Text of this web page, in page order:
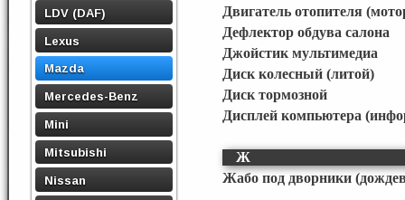
LDV (DAF)
Lexus
Mazda
Mercedes-Benz
Mini
Mitsubishi
Nissan
Двигатель отопителя
Дефлектор обдува салона
Джойстик мультимедиа
Диск колесный (литой)
Диск тормозной
Дисплей компьютера
Ж
Жабо под дворники